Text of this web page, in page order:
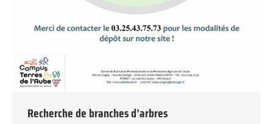
Recherche de branches d’arbres